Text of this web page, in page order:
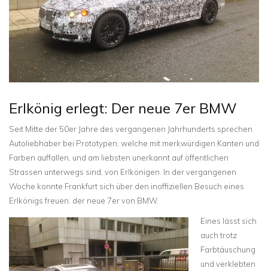
Erlkönig erlegt: Der neue 7er BMW
Seit Mitte der 50er Jahre des vergangenen Jahrhunderts sprechen
Autoliebhaber bei Prototypen, welche mit merkwürdigen Kanten und
Farben auffallen, und am liebsten unerkannt auf öffentlichen
Strassen unterwegs sind, von Erlkönigen. In der vergangenen
Woche konnte Frankfurt sich über den inoffiziellen Besuch eines
Erlkönigs freuen: der neue 7er von BMW.
Eines lässt sich
auch trotz
Farbtäuschung
und verklebten